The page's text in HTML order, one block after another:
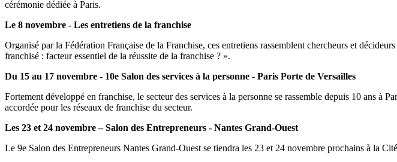
cérémonie dédiée à Paris.
Le 8 novembre - Les entretiens de la franchise
Organisé par la Fédération Française de la Franchise, ces entretiens rassemblent chercheurs et
franchisé : facteur essentiel de la réussite de la franchise ? ».
Du 15 au 17 novembre - 10e Salon des services à la personne - Paris Porte de Versailles
Fortement développé en franchise, le secteur des services à la personne se rassemble depuis 10 ans à
accordée pour les réseaux de franchise du secteur.
Les 23 et 24 novembre – Salon des Entrepreneurs - Nantes Grand-Ouest
Le 9e Salon des Entrepreneurs Nantes Grand-Ouest se tiendra les 23 et 24 novembre prochains à la